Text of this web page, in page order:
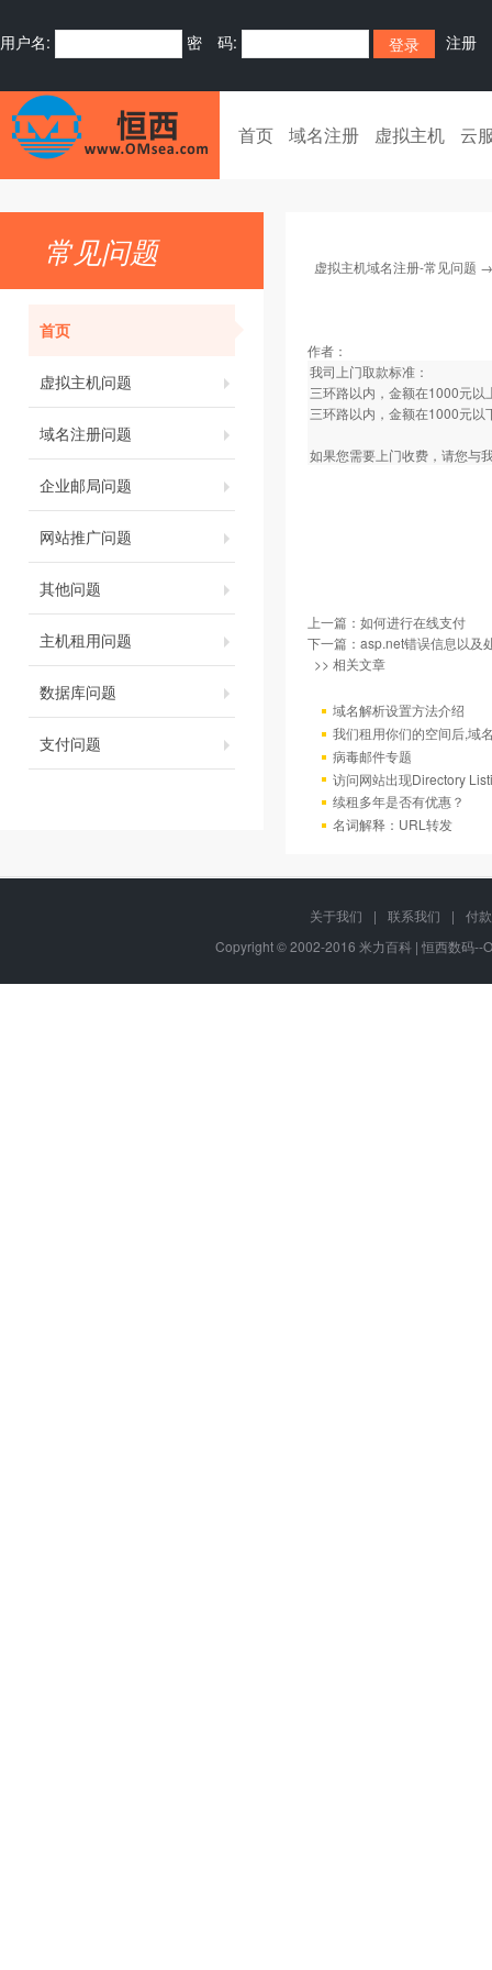
用户名: 密 码: 注册
首页 域名注册 虚拟主机 云
常见问题
首页
虚拟主机问题
域名注册问题
企业邮局问题
网站推广问题
其他问题
主机租用问题
数据库问题
支付问题
虚拟主机域名注册-常见问题
作者：
我司上门取款标准：
三环路以内，金额在1000元以
三环路以内，金额在1000元以
如果您需要上门收费，请您与
上一篇： 如何进行在线支付
下一篇： asp.net错误信息以及
>> 相关文章
域名解析设置方法介绍
我们租用你们的空间后,域
病毒邮件专题
访问网站出现Directory
续租多年是否有优惠？
名词解释：URL转发
关于我们 | 联系我们 |
付
Copyright © 2002-2016 米力百科 | 恒西数码